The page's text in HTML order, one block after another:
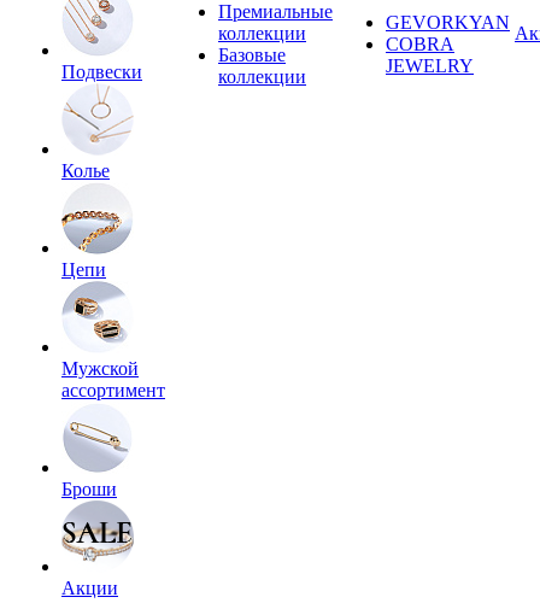
Подвески
Колье
Цепи
Мужской
ассортимент
Броши
Акции
Премиальные
коллекции
Базовые
коллекции
GEVORKYAN
COBRA
JEWELRY